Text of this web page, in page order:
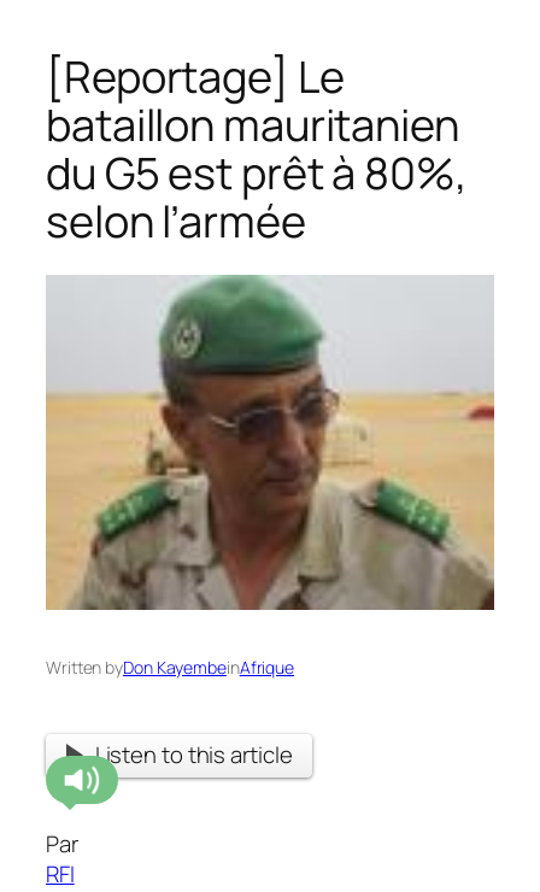
[Reportage] Le
bataillon mauritanien
du G5 est prêt à 80%,
selon l’armée
Written byDon KayembeinAfrique
Listen to this article
Par
RFI